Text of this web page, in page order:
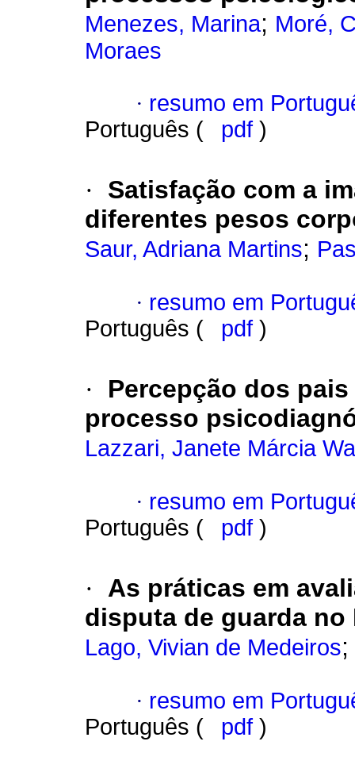
Menezes, Marina; Moré,
Moraes
· resumo em
Português (
pdf )
·
Satisfação com a
diferentes pesos
Saur, Adriana Martins;
· resumo em
Português (
pdf )
·
Percepção dos
processo
Lazzari, Janete Márcia
· resumo em
Português (
pdf )
·
As práticas em
disputa de guarda no
Lago, Vivian de Medeiros;
· resumo em
Português (
pdf )